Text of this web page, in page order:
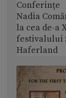
Conferințe
Nadia
la cea de-a
festivalului
Haferland